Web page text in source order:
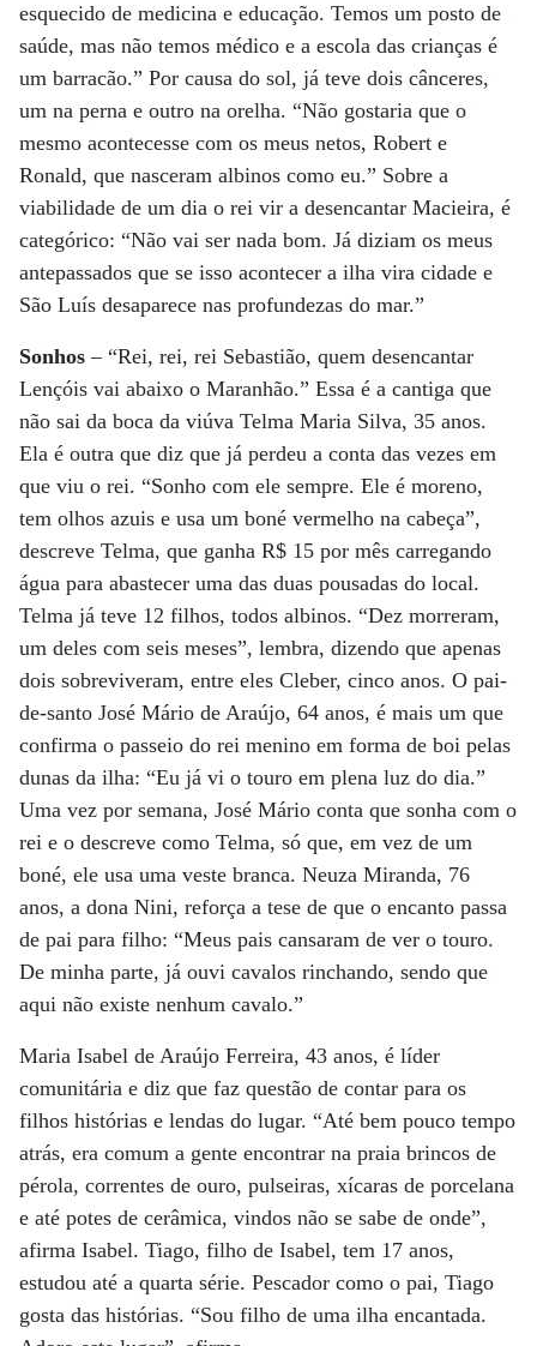
esquecido de medicina e educação. Temos um posto de
saúde, mas não temos médico e a escola das crianças é
um barracão.” Por causa do sol, já teve dois cânceres,
um na perna e outro na orelha. “Não gostaria que o
mesmo acontecesse com os meus netos, Robert e
Ronald, que nasceram albinos como eu.” Sobre a
viabilidade de um dia o rei vir a desencantar Macieira, é
categórico: “Não vai ser nada bom. Já diziam os meus
antepassados que se isso acontecer a ilha vira cidade e
São Luís desaparece nas profundezas do mar.”
Sonhos – “Rei, rei, rei Sebastião, quem desencantar
Lençóis vai abaixo o Maranhão.” Essa é a cantiga que
não sai da boca da viúva Telma Maria Silva, 35 anos.
Ela é outra que diz que já perdeu a conta das vezes em
que viu o rei. “Sonho com ele sempre. Ele é moreno,
tem olhos azuis e usa um boné vermelho na cabeça”,
descreve Telma, que ganha R$ 15 por mês carregando
água para abastecer uma das duas pousadas do local.
Telma já teve 12 filhos, todos albinos. “Dez morreram,
um deles com seis meses”, lembra, dizendo que apenas
dois sobreviveram, entre eles Cleber, cinco anos. O pai-
de-santo José Mário de Araújo, 64 anos, é mais um que
confirma o passeio do rei menino em forma de boi pelas
dunas da ilha: “Eu já vi o touro em plena luz do dia.”
Uma vez por semana, José Mário conta que sonha com o
rei e o descreve como Telma, só que, em vez de um
boné, ele usa uma veste branca. Neuza Miranda, 76
anos, a dona Nini, reforça a tese de que o encanto passa
de pai para filho: “Meus pais cansaram de ver o touro.
De minha parte, já ouvi cavalos rinchando, sendo que
aqui não existe nenhum cavalo.”
Maria Isabel de Araújo Ferreira, 43 anos, é líder
comunitária e diz que faz questão de contar para os
filhos histórias e lendas do lugar. “Até bem pouco tempo
atrás, era comum a gente encontrar na praia brincos de
pérola, correntes de ouro, pulseiras, xícaras de porcelana
e até potes de cerâmica, vindos não se sabe de onde”,
afirma Isabel. Tiago, filho de Isabel, tem 17 anos,
estudou até a quarta série. Pescador como o pai, Tiago
gosta das histórias. “Sou filho de uma ilha encantada.